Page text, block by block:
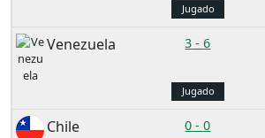
Jugado
Venezuela 3 -6
Jugado
Chile 0 -0